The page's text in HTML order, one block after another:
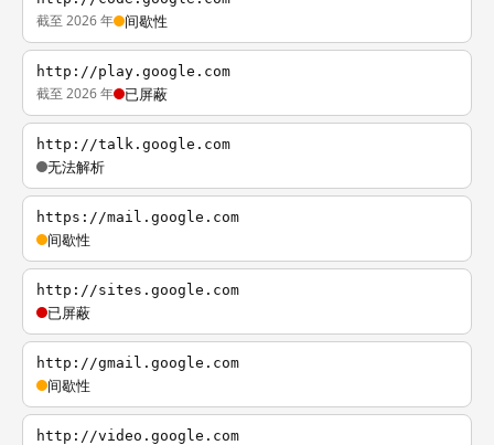
截至 2026 年 间歇性
http://play.google.com
截至 2026 年 已屏蔽
http://talk.google.com
无法解析
https://mail.google.com
间歇性
http://sites.google.com
已屏蔽
http://gmail.google.com
间歇性
http://video.google.com